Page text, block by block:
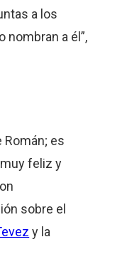
a los
nombran a él”,
Román; es
feliz y
sobre el
y la